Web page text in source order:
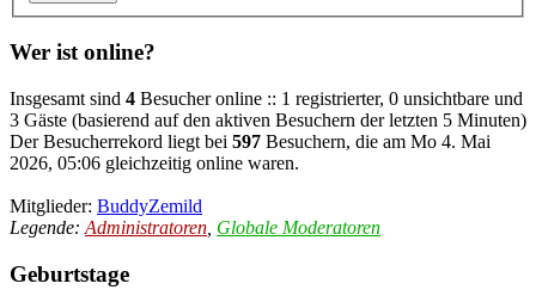
Wer ist online?
Insgesamt sind 4 Besucher online :: 1 registrierter, 0 unsichtbare und
3 Gäste (basierend auf den aktiven Besuchern der letzten 5 Minuten)
Der Besucherrekord liegt bei 597 Besuchern, die am Mo 4. Mai
2026, 05:06 gleichzeitig online waren.
Mitglieder: BuddyZemild
Legende: Administratoren Globale Moderatoren
Geburtstage